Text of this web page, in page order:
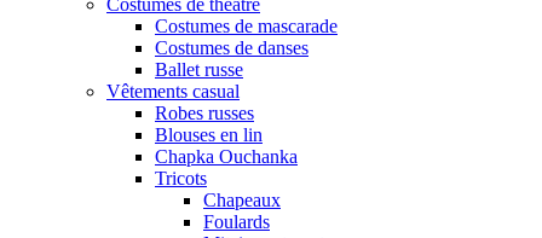
Costumes de théâtre
Costumes de mascarade
Costumes de danses
Ballet russe
Vêtements casual
Robes russes
Blouses en lin
Chapka Ouchanka
Tricots
Chapeaux
Foulards